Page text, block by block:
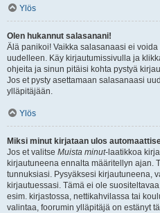
Ylös
Olen hukannut salasanani!
Älä panikoi! Vaikka salasanaasi ei
uudelleen. Käy kirjautumissivulla ja
ohjeita ja sinun pitäisi kohta pystyä
Jos et pysty asettamaan salasanaasi
ylläpitäjään.
Ylös
Miksi minut kirjataan ulos
Jos et valitse Muista minut-laatikkoa
kirjautuneena ennalta määritellyn ajan.
tunnuksiasi. Pysyäksesi kirjautuneena,
kirjautuessasi. Tämä ei ole
esim. kirjastossa, nettikahvilassa tai
valintaa, foorumin ylläpitäjä on estänyt